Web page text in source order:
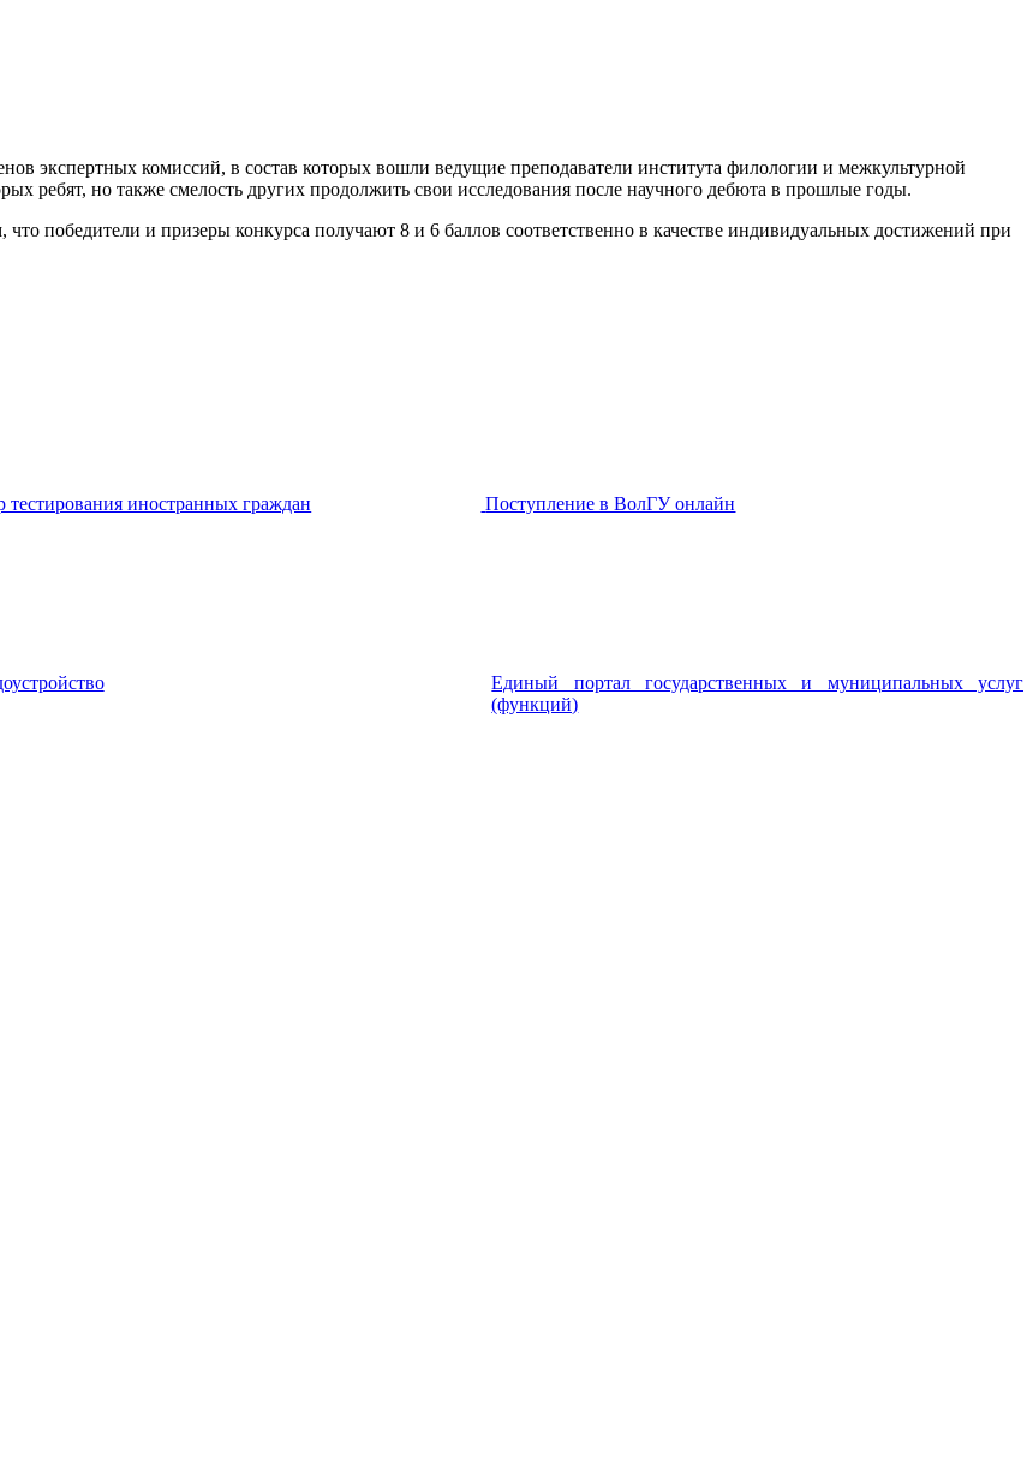
экспертных комиссий, в состав которых вошли ведущие преподаватели института филологии и межкультурной
ребят, но также смелость других продолжить свои исследования после научного дебюта в прошлые годы.
победители и призеры конкурса получают 8 и 6 баллов соответственно в качестве индивидуальных достижений при
тестирования иностранных граждан Поступление в ВолГУ онлайн
Единый портал государственных и муниципальных услуг
(функций)